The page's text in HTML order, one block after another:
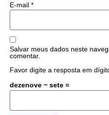
E-mail *
Salvar meus dados neste
comentar.
Favor digite a resposta em
dezenove − sete =